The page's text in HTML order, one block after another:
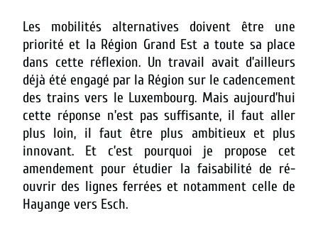
Les mobilités alternatives doivent être une
priorité et la Région Grand Est a toute sa place
dans cette réflexion. Un travail avait d’ailleurs
déjà été engagé par la Région sur le cadencement
des trains vers le Luxembourg. Mais aujourd’hui
cette réponse n’est pas suffisante, il faut aller
plus loin, il faut être plus ambitieux et plus
innovant. Et c’est pourquoi je propose cet
amendement pour étudier la faisabilité de ré-
ouvrir des lignes ferrées et notamment celle de
Hayange vers Esch.